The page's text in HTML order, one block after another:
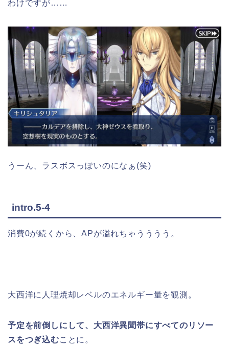
わけですが……
うーん、ラスボスっぽいのになぁ(笑)
intro.5-4
消費0が続くから、APが溢れちゃうううう。
大西洋に人理焼却レベルのエネルギー量を観測。
予定を前倒しにして、大西洋異聞帯にすべてのリソー
スをつぎ込むことに。